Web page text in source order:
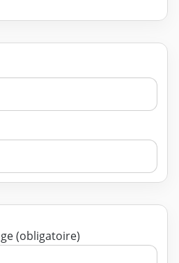
Texte de votre message (obligatoire)